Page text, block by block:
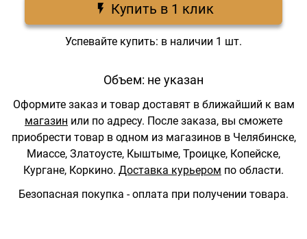
Купить в 1 клик
Успевайте купить: в наличии 1 шт.
Объем: не указан
Оформите заказ и товар доставят в ближайший к вам
магазин или по адресу. После заказа, вы сможете
приобрести товар в одном из магазинов в Челябинске,
Миассе, Златоусте, Кыштыме, Троицке, Копейске,
Кургане, Коркино. Доставка курьером по области.
Безопасная покупка - оплата при получении товара.